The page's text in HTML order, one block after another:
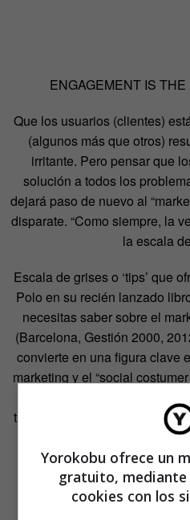
ENGAGEMENT IS
Que los usuarios (clientes)
(algunos más que otros)
irritante. Pero pensar que
solución a todos los
dejará paso de nuevo al
disparate. “Como siempre, la
la escala
Escala de grises o ‘tips’ que
Polo en su recién lanzado
necesitas saber sobre el
(Barcelona, Gestión 2000,
convierte en una figura clave
marketing y el “social
trasvase de inversión desde
el “social
La frase que hay que
implicados sería: “mi
Yorokobu ofrece un
gratuito, mediante
cookies con los